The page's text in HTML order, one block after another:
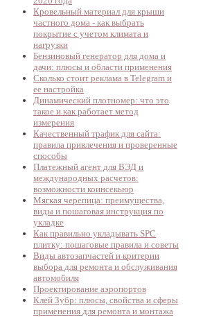
Кровельный материал для крыши
частного дома - как выбрать
покрытие с учетом климата и
нагрузки
Бензиновый генератор для дома и
дачи: плюсы и области применения
Сколько стоит реклама в Telegram и
ее настройка
Динамический плотномер: что это
такое и как работает метод
измерения
Качественный трафик для сайта:
правила привлечения и проверенные
способы
Платежный агент для ВЭД и
международных расчетов:
возможности коинсекьюр
Мягкая черепица: преимущества,
виды и пошаговая инструкция по
укладке
Как правильно укладывать SPC
плитку: пошаговые правила и советы
Виды автозапчастей и критерии
выбора для ремонта и обслуживания
автомобиля
Проектирование аэропортов
Клей Зубр: плюсы, свойства и сферы
применения для ремонта и монтажа